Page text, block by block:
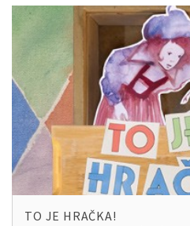
TO JE HRAČKA!